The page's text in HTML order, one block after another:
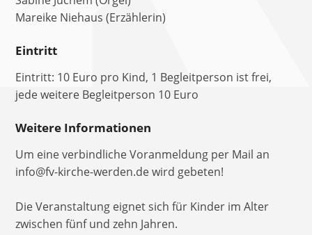
Mareike Niehaus (Erzählerin)
Eintritt
Eintritt: 10 Euro pro Kind, 1 Begleitperson ist frei,
jede weitere Begleitperson 10 Euro
Weitere Informationen
Um eine verbindliche Voranmeldung per Mail an
info@fv-kirche-werden.de wird gebeten!
Die Veranstaltung eignet sich für Kinder im Alter
zwischen fünf und zehn Jahren.